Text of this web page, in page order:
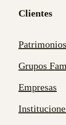
Clientes
Grupos
Empresas